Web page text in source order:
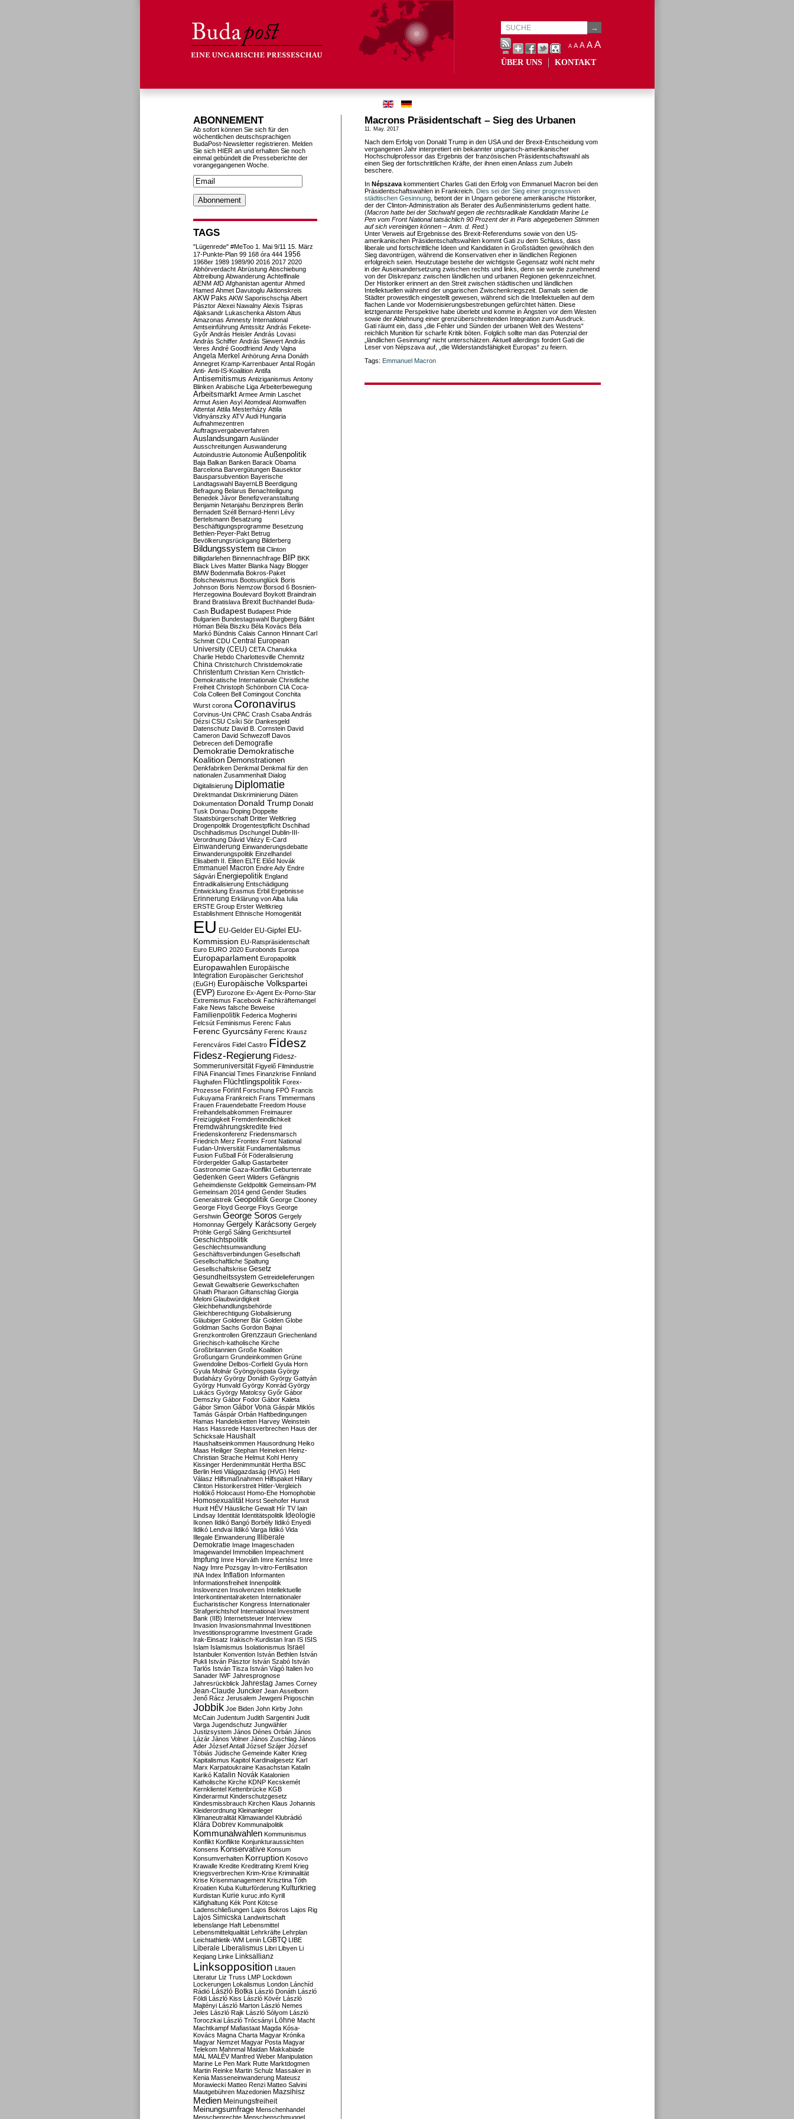
A A A AA
ÜBER UNS KONTAKT
Macrons Präsidentschaft – Sieg des Urbanen
11. May. 2017
Nach dem Erfolg von Donald Trump in den USA und der Brexit-Entscheidung vom
vergangenen Jahr interpretiert ein bekannter ungarisch-amerikanischer
Hochschulprofessor das Ergebnis der französischen Präsidentschaftswahl als
einen Sieg der fortschrittlichen Kräfte, der ihnen einen Anlass zum Jubeln
beschere.
In Népszava kommentiert Charles Gati den Erfolg von Emmanuel Macron bei den
Präsidentschaftswahlen in Frankreich. Dies sei der Sieg einer progressiven
städtischen Gesinnung , betont der in Ungarn geborene amerikanische Historiker,
der der Clinton-Administration als Berater des Außenministeriums gedient hatte.
(Macron hatte bei der Stichwahl gegen die rechtsradikale Kandidatin Marine Le
Pen vom Front National tatsächlich 90 Prozent der in Paris abgegebenen Stimmen
auf sich vereinigen können – Anm. d. Red.)
Unter Verweis auf Ergebnisse des Brexit-Referendums sowie von den US-
amerikanischen Präsidentschaftswahlen kommt Gati zu dem Schluss, dass
liberale und fortschrittliche Ideen und Kandidaten in Großstädten gewöhnlich den
Sieg davontrügen, während die Konservativen eher in ländlichen Regionen
erfolgreich seien. Heutzutage bestehe der wichtigste Gegensatz wohl nicht mehr
in der Auseinandersetzung zwischen rechts und links, denn sie werde zunehmend
von der Diskrepanz zwischen ländlichen und urbanen Regionen gekennzeichnet.
Der Historiker erinnert an den Streit zwischen städtischen und ländlichen
Intellektuellen während der ungarischen Zwischenkriegszeit. Damals seien die
Städter prowestlich eingestellt gewesen, während sich die Intellektuellen auf dem
flachen Lande vor Modernisierungsbestrebungen gefürchtet hätten. Diese
letztgenannte Perspektive habe überlebt und komme in Ängsten vor dem Westen
sowie der Ablehnung einer grenzüberschreitenden Integration zum Ausdruck.
Gati räumt ein, dass „die Fehler und Sünden der urbanen Welt des Westens“
reichlich Munition für scharfe Kritik böten. Folglich sollte man das Potenzial der
„ländlichen Gesinnung“ nicht unterschätzen. Aktuell allerdings fordert Gati die
Leser von Népszava auf, „die Widerstandsfähigkeit Europas“ zu feiern.
Tags: Emmanuel Macron
ABONNEMENT
Ab sofort können Sie sich für den
wöchentlichen deutschsprachigen
BudaPost-Newsletter registrieren. Melden
Sie sich HIER an und erhalten Sie noch
einmal gebündelt die Presseberichte der
vorangegangenen Woche.
TAGS
"Lügenrede" #MeToo 1. Mai 9/11 15. März
17-Punkte-Plan 99 168 óra 444 1956
1968er 1989 1989/90 2016 2017 2020
Abhörverdacht Abrüstung Abschiebung
Abtreibung Abwanderung Achtelfinale
AENM AfD Afghanistan agentur Ahmed
Hamed Ahmet Davutoglu Aktionskreis
AKW Paks AKW Saporischschja Albert
Pásztor Alexei Nawalny Alexis Tsipras
Aljaksandr Lukaschenka Alstom Altus
Amazonas Amnesty International
Amtseinführung Amtssitz András Fekete-
Győr András Heisler András Lovasi
András Schiffer András Siewert András
Veres André Goodfriend Andy Vajna
Angela Merkel Anhörung Anna Donáth
Annegret Kramp-Karrenbauer Antal Rogán
Anti- Anti-IS-Koalition Antifa
Antisemitismus Antiziganismus Antony
Blinken Arabische Liga Arbeiterbewegung
Arbeitsmarkt Armee Armin Laschet
Armut Asien Asyl Atomdeal Atomwaffen
Attentat Attila Mesterházy Attila
Vidnyánszky ATV Audi Hungaria
Aufnahmezentren
Auftragsvergabeverfahren
Auslandsungarn Ausländer
Ausschreitungen Auswanderung
Autoindustrie Autonomie Außenpolitik
Baja Balkan Banken Barack Obama
Barcelona Barvergütungen Bausektor
Bausparsubvention Bayerische
Landtagswahl BayernLB Beerdigung
Befragung Belarus Benachteiligung
Benedek Jávor Benefizveranstaltung
Benjamin Netanjahu Benzinpreis Berlin
Bernadett Széll Bernard-Henri Lévy
Bertelsmann Besatzung
Beschäftigungsprogramme Besetzung
Bethlen-Peyer-Pakt Betrug
Bevölkerungsrückgang Bilderberg
Bildungssystem Bill Clinton
Billigdarlehen Binnennachfrage BIP BKK
Black Lives Matter Blanka Nagy Blogger
BMW Bodenmafia Bokros-Paket
Bolschewismus Bootsunglück Boris
Johnson Boris Nemzow Borsod 6 Bosnien-
Herzegowina Boulevard Boykott Braindrain
Brand Bratislava Brexit Buchhandel Buda-
Cash Budapest Budapest Pride
Bulgarien Bundestagswahl Burgberg Bálint
Hóman Béla Biszku Béla Kovács Béla
Markó Bündnis Calais Cannon Hinnant Carl
Schmitt CDU Central European
University (CEU) CETA Chanukka
Charlie Hebdo Charlottesville Chemnitz
China Christchurch Christdemokratie
Christentum Christian Kern Christlich-
Demokratische Internationale Christliche
Freiheit Christoph Schönborn CIA Coca-
Cola Colleen Bell Comingout Conchita
Wurst corona Coronavirus
Corvinus-Uni CPAC Crash Csaba András
Dézsi CSU Csíki Sör Dankesgeld
Datenschutz David B. Cornstein David
Cameron David Schwezoff Davos
Debrecen defi Demografie
Demokratie Demokratische
Koalition Demonstrationen
Denkfabriken Denkmal Denkmal für den
nationalen Zusammenhalt Dialog
Digitalisierung Diplomatie
Direktmandat Diskriminierung Diäten
Dokumentation Donald Trump Donald
Tusk Donau Doping Doppelte
Staatsbürgerschaft Dritter Weltkrieg
Drogenpolitik Drogentestpflicht Dschihad
Dschihadismus Dschungel Dublin-III-
Verordnung Dávid Vitézy E-Card
Einwanderung Einwanderungsdebatte
Einwanderungspolitik Einzelhandel
Elisabeth II. Eliten ELTE Előd Novák
Emmanuel Macron Endre Ady Endre
Ságvári Energiepolitik England
Entradikalisierung Entschädigung
Entwicklung Erasmus Erbil Ergebnisse
Erinnerung Erklärung von Alba Iulia
ERSTE Group Erster Weltkrieg
Establishment Ethnische Homogenität
EU EU-Gelder EU-Gipfel EU-
Kommission EU-Ratspräsidentschaft
Euro EURO 2020 Eurobonds Europa
Europaparlament Europapolitik
Europawahlen Europäische
Integration Europäischer Gerichtshof
(EuGH) Europäische Volkspartei
(EVP) Eurozone Ex-Agent Ex-Porno-Star
Extremismus Facebook Fachkräftemangel
Fake News falsche Beweise
Familienpolitik Federica Mogherini
Felcsút Feminismus Ferenc Falus
Ferenc Gyurcsány Ferenc Krausz
Ferencváros Fidel Castro Fidesz
Fidesz-Regierung Fidesz-
Sommeruniversität Figyelő Filmindustrie
FINA Financial Times Finanzkrise Finnland
Flughafen Flüchtlingspolitik Forex-
Prozesse Forint Forschung FPÖ Francis
Fukuyama Frankreich Frans Timmermans
Frauen Frauendebatte Freedom House
Freihandelsabkommen Freimaurer
Freizügigkeit Fremdenfeindlichkeit
Fremdwährungskredite fried
Friedenskonferenz Friedensmarsch
Friedrich Merz Frontex Front National
Fudan-Universität Fundamentalismus
Fusion Fußball Fót Föderalisierung
Fördergelder Gallup Gastarbeiter
Gastronomie Gaza-Konflikt Geburtenrate
Gedenken Geert Wilders Gefängnis
Geheimdienste Geldpolitik Gemeinsam-PM
Gemeinsam 2014 gend Gender Studies
Generalstreik Geopolitik George Clooney
George Floyd George Floys George
Gershwin George Soros Gergely
Homonnay Gergely Karácsony Gergely
Pröhle Gergő Sáling Gerichtsurteil
Geschichtspolitik
Geschlechtsumwandlung
Geschäftsverbindungen Gesellschaft
Gesellschaftliche Spaltung
Gesellschaftskrise Gesetz
Gesundheitssystem Getreidelieferungen
Gewalt Gewaltserie Gewerkschaften
Ghaith Pharaon Giftanschlag Giorgia
Meloni Glaubwürdigkeit
Gleichbehandlungsbehörde
Gleichberechtigung Globalisierung
Gläubiger Goldener Bär Golden Globe
Goldman Sachs Gordon Bajnai
Grenzkontrollen Grenzzaun Griechenland
Griechisch-katholische Kirche
Großbritannien Große Koalition
Großungarn Grundeinkommen Grüne
Gwendoline Delbos-Corfield Gyula Horn
Gyula Molnár Gyöngyöspata György
Budaházy György Donáth György Gattyán
György Hunvald György Konrád György
Lukács György Matolcsy Győr Gábor
Demszky Gábor Fodor Gábor Kaleta
Gábor Simon Gábor Vona Gáspár Miklós
Tamás Gáspár Orbán Haftbedingungen
Hamas Handelsketten Harvey Weinstein
Hass Hassrede Hassverbrechen Haus der
Schicksale Haushalt
Haushaltseinkommen Hausordnung Heiko
Maas Heiliger Stephan Heineken Heinz-
Christian Strache Helmut Kohl Henry
Kissinger Herdenimmunität Hertha BSC
Berlin Heti Világgazdaság (HVG) Heti
Válasz Hilfsmaßnahmen Hilfspaket Hillary
Clinton Historikerstreit Hitler-Vergleich
Hollókő Holocaust Homo-Ehe Homophobie
Homosexualität Horst Seehofer Hunxit
Huxit HÉV Häusliche Gewalt Hír TV Iain
Lindsay Identität Identitätspolitik Ideologie
Ikonen Ildikó Bangó Borbély Ildikó Enyedi
Ildikó Lendvai Ildikó Varga Ildikó Vida
Illegale Einwanderung Illiberale
Demokratie Image Imageschaden
Imagewandel Immobilien Impeachment
Impfung Imre Horváth Imre Kertész Imre
Nagy Imre Pozsgay In-vitro-Fertilisation
INA Index Inflation Informanten
Informationsfreiheit Innenpolitik
Inslovenzen Insolvenzen Intellektuelle
Interkontinentalraketen Internationaler
Eucharistischer Kongress Internationaler
Strafgerichtshof International Investment
Bank (IIB) Internetsteuer Interview
Invasion Invasionsmahnmal Investitionen
Investitionsprogramme Investment Grade
Irak-Einsatz Irakisch-Kurdistan Iran IS ISIS
Islam Islamismus Isolationismus Israel
Istanbuler Konvention István Bethlen István
Pukli István Pásztor István Szabó István
Tarlós István Tisza István Vágó Italien Ivo
Sanader IWF Jahresprognose
Jahresrückblick Jahrestag James Corney
Jean-Claude Juncker Jean Asselborn
Jenő Rácz Jerusalem Jewgeni Prigoschin
Jobbik Joe Biden John Kirby John
McCain Judentum Judith Sargentini Judit
Varga Jugendschutz Jungwähler
Justizsystem János Dénes Orbán János
Lázár János Volner János Zuschlag János
Áder József Antall József Szájer József
Tóbiás Jüdische Gemeinde Kalter Krieg
Kapitalismus Kapitol Kardinalgesetz Karl
Marx Karpatoukraine Kasachstan Katalin
Karikó Katalin Novák Katalonien
Katholische Kirche KDNP Kecskemét
Kernklientel Kettenbrücke KGB
Kinderarmut Kinderschutzgesetz
Kindesmissbrauch Kirchen Klaus Johannis
Kleiderordnung Kleinanleger
Klimaneutralität Klimawandel Klubrádió
Klára Dobrev Kommunalpolitik
Kommunalwahlen Kommunismus
Konflikt Konflikte Konjunkturaussichten
Konsens Konservative Konsum
Konsumverhalten Korruption Kosovo
Krawalle Kredite Kreditrating Kreml Krieg
Kriegsverbrechen Krim-Krise Kriminalität
Krise Krisenmanagement Krisztina Tóth
Kroatien Kuba Kulturförderung Kulturkrieg
Kurdistan Kurie kuruc.info Kyrill
Käfighaltung Kék Pont Kötcse
Ladenschließungen Lajos Bokros Lajos Rig
Lajos Simicska Landwirtschaft
lebenslange Haft Lebensmittel
Lebensmittelqualität Lehrkräfte Lehrplan
Leichtathletik-WM Lenin LGBTQ LIBE
Liberale Liberalismus Libri Libyen Li
Keqiang Linke Linksallianz
Linksopposition Litauen
Literatur Liz Truss LMP Lockdown
Lockerungen Lokalismus London Lánchíd
Rádió
László Botka László Donáth László
Földi László Kiss László Kövér László
Majtényi László Marton László Nemes
Jeles László Rajk László Sólyom László
Toroczkai László Trócsányi Löhne Macht
Machtkampf Mafiastaat Magda Kósa-
Kovács Magna Charta Magyar Krónika
Magyar Nemzet Magyar Posta Magyar
Telekom Mahnmal Maidan Makkabiade
MAL MALÉV Manfred Weber Manipulation
Marine Le Pen Mark Rutte Marktdogmen
Martin Reinke Martin Schulz Massaker in
Kenia Masseneinwanderung Mateusz
Morawiecki Matteo Renzi Matteo Salvini
Mautgebühren Mazedonien Mazsihisz
Medien Meinungsfreiheit
Meinungsumfrage Menschenhandel
Menschenrechte Menschenschmuggel